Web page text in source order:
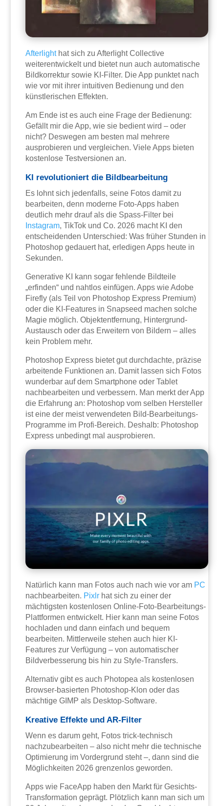
Afterlighthat sich zu Afterlight Collective
weiterentwickelt und bietet nun auch automatische
Bildkorrektur sowie KI-Filter. Die App punktet nach
wie vor mit ihrer intuitiven Bedienung und den
künstlerischen Effekten.
Am Ende ist es auch eine Frage der Bedienung:
Gefällt mir die App, wie sie bedient wird – oder
nicht? Deswegen am besten mal mehrere
ausprobieren und vergleichen. Viele Apps bieten
kostenlose Testversionen an.
KI revolutioniert die Bildbearbeitung
Es lohnt sich jedenfalls, seine Fotos damit zu
bearbeiten, denn moderne Foto-Apps haben
deutlich mehr drauf als die Spass-Filter bei
Instagram, TikTok und Co. 2026 macht KI den
entscheidenden Unterschied: Was früher Stunden in
Photoshop gedauert hat, erledigen Apps heute in
Sekunden.
Generative KI kann sogar fehlende Bildteile
„erfinden“ und nahtlos einfügen. Apps wie Adobe
Firefly (als Teil von Photoshop Express Premium)
oder die KI-Features in Snapseed machen solche
Magie möglich. Objektentfernung, Hintergrund-
Austausch oder das Erweitern von Bildern – alles
kein Problem mehr.
Photoshop Express bietet gut durchdachte, präzise
arbeitende Funktionen an. Damit lassen sich Fotos
wunderbar auf dem Smartphone oder Tablet
nachbearbeiten und verbessern. Man merkt der App
die Erfahrung an: Photoshop vom selben Hersteller
ist eine der meist verwendeten Bild-Bearbeitungs-
Programme im Profi-Bereich. Deshalb: Photoshop
Express unbedingt mal ausprobieren.
Natürlich kann man Fotos auch nach wie vor am PC
nachbearbeiten. Pixlr hat sich zu einer der
mächtigsten kostenlosen Online-Foto-Bearbeitungs-
Plattformen entwickelt. Hier kann man seine Fotos
hochladen und dann einfach und bequem
bearbeiten. Mittlerweile stehen auch hier KI-
Features zur Verfügung – von automatischer
Bildverbesserung bis hin zu Style-Transfers.
Alternativ gibt es auch Photopea als kostenlosen
Browser-basierten Photoshop-Klon oder das
mächtige GIMP als Desktop-Software.
Kreative Effekte und AR-Filter
Wenn es darum geht, Fotos trick-technisch
nachzubearbeiten – also nicht mehr die technische
Optimierung im Vordergrund steht –, dann sind die
Möglichkeiten 2026 grenzenlos geworden.
Apps wie FaceApp haben den Markt für Gesichts-
Transformation geprägt. Plötzlich kann man sich um